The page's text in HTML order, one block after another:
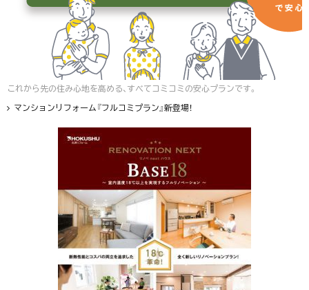
これから先の住み心地を高める、すべてコミコミの安心プランです。
マンションリフォーム『フルコミプラン』新登場！